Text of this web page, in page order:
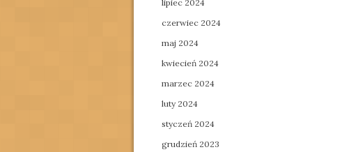
lipiec 2024
czerwiec 2024
maj 2024
kwiecień 2024
marzec 2024
luty 2024
styczeń 2024
grudzień 2023